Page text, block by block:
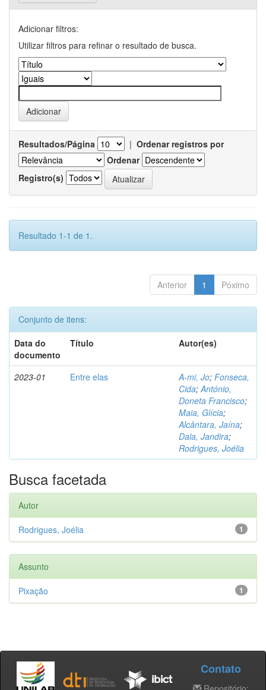
Adicionar filtros:
Utilizar filtros para refinar o resultado de busca.
Resultados/Página | Ordenar registros por
Ordenar
Registro(s)
Resultado 1-1 de 1.
Anterior 1 Póximo
Conjunto de itens:
Data do
documento
Título Autor(es)
2023-01 Entre elas A-mi, Jo; Fonseca,
Cida;António,
Doneta Francisco;
Maia, Glícia;
Alcântara, Jaína;
Dala, Jandira;
Rodrigues, Joélia
Busca facetada
Autor
1
Rodrigues, Joélia
Assunto
1
Pixação
Contato